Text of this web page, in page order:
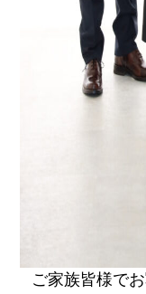
ご家族皆様で